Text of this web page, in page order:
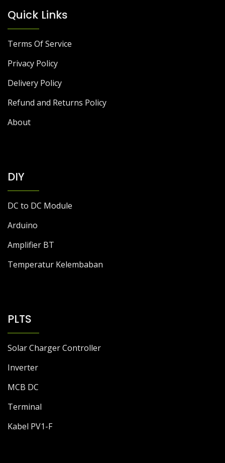
Quick Links
Terms Of Service
Privacy Policy
Delivery Policy
Refund and Returns Policy
About
DIY
DC to DC Module
Arduino
Amplifier BT
Temperatur Kelembaban
PLTS
Solar Charger Controller
Inverter
MCB DC
Terminal
Kabel PV1-F